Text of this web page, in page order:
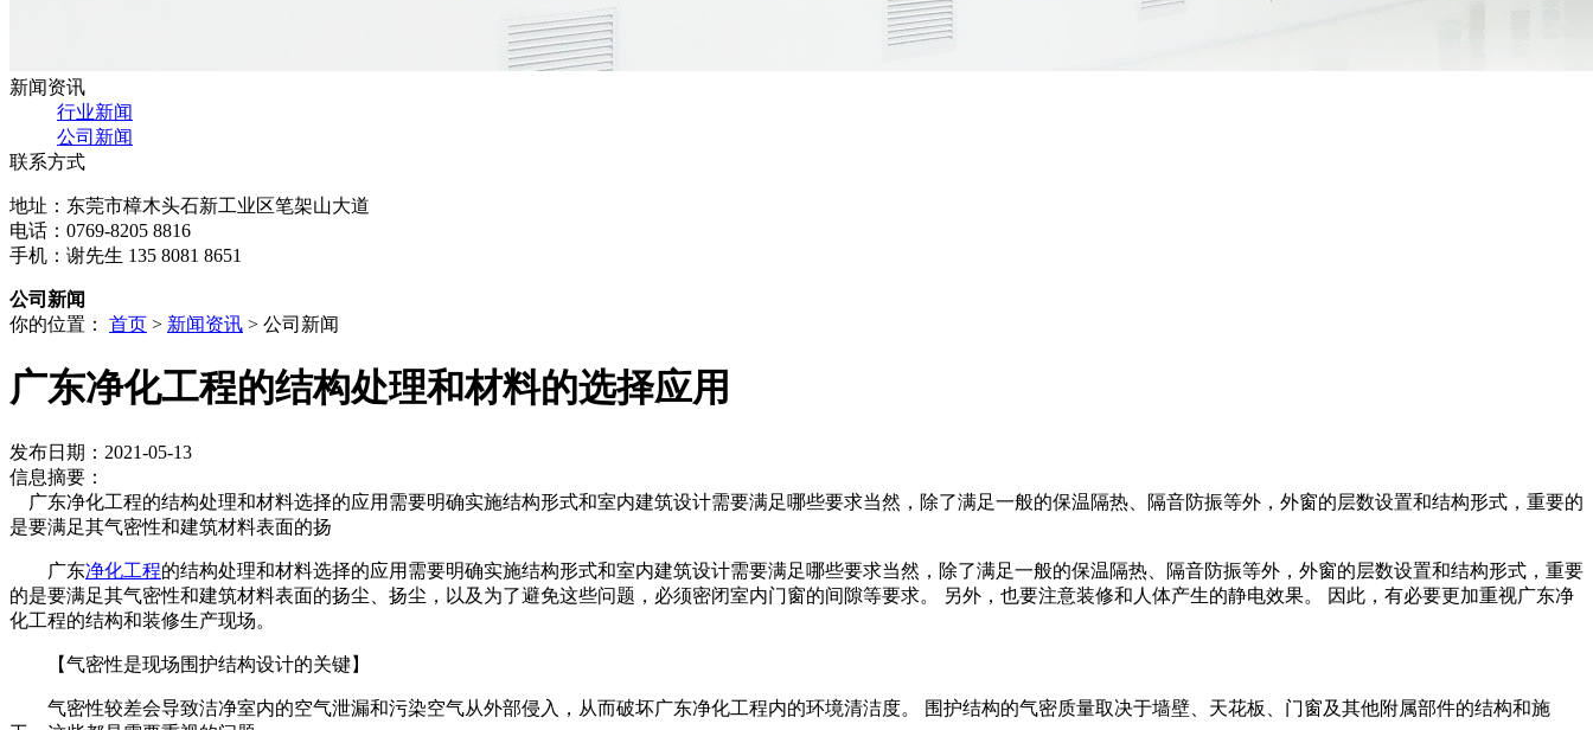
新闻资讯
行业新闻
公司新闻
联系方式
地址：东莞市樟木头石新工业区笔架山大道
电话：0769-8205 8816
手机：谢先生 135 8081 8651
公司新闻
你的位置： 首页 > 新闻资讯 > 公司新闻
广东净化工程的结构处理和材料的选择应用
发布日期：2021-05-13
信息摘要：
广东净化工程的结构处理和材料选择的应用需要明确实施结构形式和室内建筑设计需要满足哪些要求当然，除了满足一般的保温隔热、隔音防振等外，外窗的层数设置和结构形式，重要的
是要满足其气密性和建筑材料表面的扬
广东净化工程的结构处理和材料选择的应用需要明确实施结构形式和室内建筑设计需要满足哪些要求当然，除了满足一般的保温隔热、隔音防振等外，外窗的层数设置和结构形式，重要
的是要满足其气密性和建筑材料表面的扬尘、扬尘，以及为了避免这些问题，必须密闭室内门窗的间隙等要求。 另外，也要注意装修和人体产生的静电效果。 因此，有必要更加重视广东净
化工程的结构和装修生产现场。
【气密性是现场围护结构设计的关键】
气密性较差会导致洁净室内的空气泄漏和污染空气从外部侵入，从而破坏广东净化工程内的环境清洁度。 围护结构的气密质量取决于墙壁、天花板、门窗及其他附属部件的结构和施